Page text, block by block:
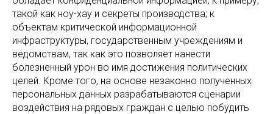
такой как ноу-хау и секреты производства; к
объектам критической информационной
инфраструктуры, государственным учреждениям и
ведомствам, так как это позволяет нанести
болезненный урон во имя достижения политических
целей. Кроме того, на основе незаконно полученных
персональных данных разрабатываются сценарии
воздействия на рядовых граждан с целью побудить